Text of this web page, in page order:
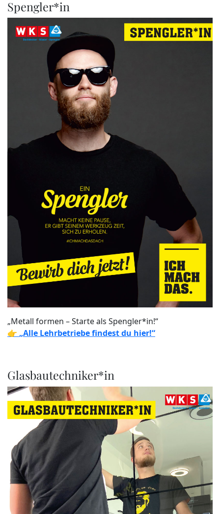
Spengler*in
„Metall formen – Starte als Spengler*in!“
👉 „Alle Lehrbetriebe findest du hier!“
Glasbautechniker*in